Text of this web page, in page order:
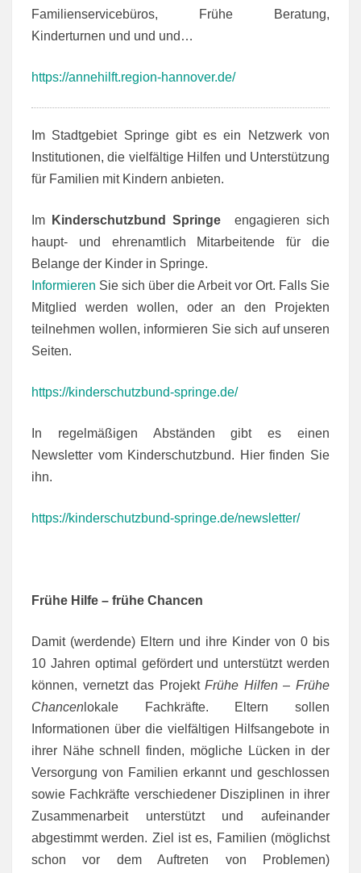
Familienservicebüros, Frühe Beratung,
Kinderturnen und und und…
https://annehilft.region-hannover.de/
Im Stadtgebiet Springe gibt es ein Netzwerk von
Institutionen, die vielfältige Hilfen und Unterstützung
für Familien mit Kindern anbieten.
Im Kinderschutzbund Springe engagieren sich
haupt- und ehrenamtlich Mitarbeitende für die
Belange der Kinder in Springe.
Informieren Sie sich über die Arbeit vor Ort. Falls Sie
Mitglied werden wollen, oder an den Projekten
teilnehmen wollen, informieren Sie sich auf unseren
Seiten.
https://kinderschutzbund-springe.de/
In regelmäßigen Abständen gibt es einen
Newsletter vom Kinderschutzbund. Hier finden Sie
ihn.
https://kinderschutzbund-springe.de/newsletter/
Frühe Hilfe – frühe Chancen
Damit (werdende) Eltern und ihre Kinder von 0 bis
10 Jahren optimal gefördert und unterstützt werden
können, vernetzt das ProjektFrühe Hilfen – Frühe
Chancen lokale Fachkräfte. Eltern sollen
Informationen über die vielfältigen Hilfsangebote in
ihrer Nähe schnell finden, mögliche Lücken in der
Versorgung von Familien erkannt und geschlossen
sowie Fachkräfte verschiedener Disziplinen in ihrer
Zusammenarbeit unterstützt und aufeinander
abgestimmt werden. Ziel ist es, Familien (möglichst
schon vor dem Auftreten von Problemen)